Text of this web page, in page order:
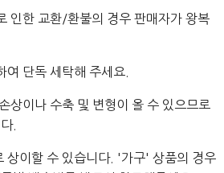
인한 교환/환불의 경우 판매자가 왕복
여 단독 세탁해 주세요.
상이나 수축 및 변형이 올 수 있으므로
.
상이할 수 있습니다. '가구' 상품의 경우